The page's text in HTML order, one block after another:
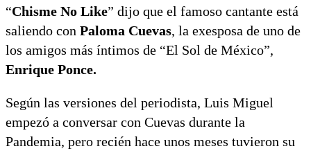
“Chisme No Like” dijo que el famoso cantante está
saliendo con Paloma Cuevas, la exesposa de uno de
los amigos más íntimos de “El Sol de México”,
Enrique Ponce.
Según las versiones del periodista, Luis Miguel
empezó a conversar con Cuevas durante la
Pandemia, pero recién hace unos meses tuvieron su